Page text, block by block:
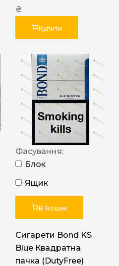
₴
Купити
Фасування:
Блок
Ящик
В Кошик
Сигарети Bond KS
Blue Квадратна
пачка (DutyFree)